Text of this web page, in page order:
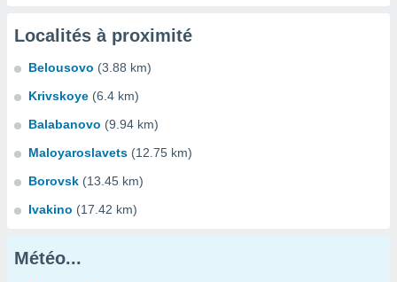
Localités à proximité
Belousovo (3.88 km)
Krivskoye (6.4 km)
Balabanovo (9.94 km)
Maloyaroslavets (12.75 km)
Borovsk (13.45 km)
Ivakino (17.42 km)
Météo...